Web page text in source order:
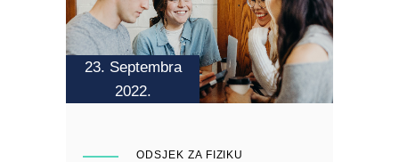
23. Septembra
2022.
ODSJEK ZA FIZIKU